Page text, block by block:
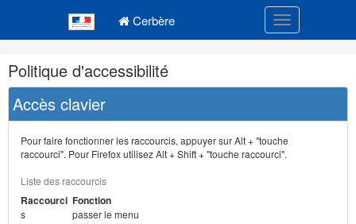
Cerbère Toggle
Navigation
et
outils
annexes
Politique d'accessibilité
Accès clavier
Pour faire fonctionner les raccourcis, appuyer sur Alt + "touche
raccourci". Pour Firefox utilisez Alt + Shift + "touche raccourci".
Liste des raccourcis
Raccourci Fonction
s
passer le menu